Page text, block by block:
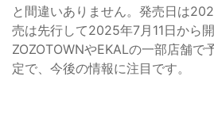
と間違いありません。発売日は
売は先行して2025年7月11日から
ZOZOTOWNやEKALの一部店舗で
定で、今後の情報に注目です。